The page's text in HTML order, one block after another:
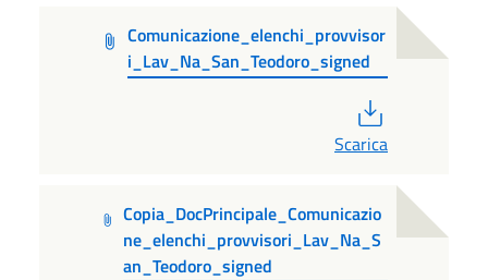
Comunicazione_elenchi_provvisor
i_Lav_Na_San_Teodoro_signed
Scarica
Copia_DocPrincipale_Comunicazio
ne_elenchi_provvisori_Lav_Na_S
an_Teodoro_signed